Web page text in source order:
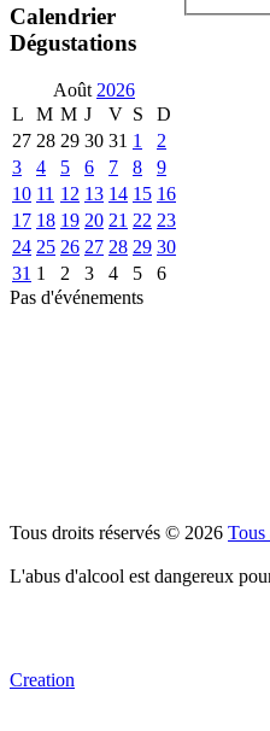
Calendrier
Dégustations
Août 2026
L
M M J V S
D
27 28 29 30 31 1
2
3
4 5 6 7 8
9
10 11 12 13 14 15 16
17 18 19 20 21 22 23
24 25 26 27 28 29 30
31 1 2 3 4 5
6
Pas d'événements
Tous droits réservés © 2026 Tous
L'abus d'alcool est dangereux
Creation